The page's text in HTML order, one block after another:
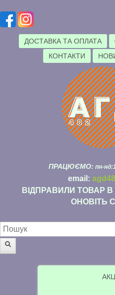
ДОСТАВКА ТА ОПЛАТА
КОНТАКТИ
ПРАЦЮЄМО: пн-
email:
ВІДПРАВИЛИ ТОВАР В
ОНОВІТЬ
Пошукова форма